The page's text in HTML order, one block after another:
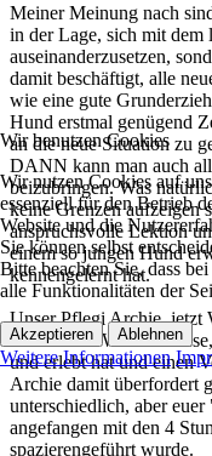
Meiner Meinung nach
in der Lage, sich mit dem
auseinanderzusetzen,
damit beschäftigt, alle
wie eine gute
Hund erstmal genügend
an die neue Situation zu
DANN kann man auch
beizubringen. Was
keine Grenzen aufzeigen
anspruchsvolle Lektion
einem so jungen Hund
kennengelernt hat.
Unser Pflegi Archie, jetzt
dem Labor. Wenn ich
und erlebt hat und einen
Archie damit überfordert
unterschiedlich, aber
angefangen mit den 4
spazierengeführt wurde.
Wir benutzen Cookies
Wir nutzen Cookies auf
essenziell für den Betrieb
Website und die
Sie können selbst
Bitte beachten Sie, dass
alle Funktionalitäten der
Akzeptieren Ablehnen
Weitere Informationen